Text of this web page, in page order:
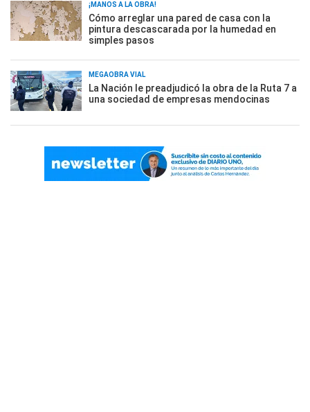
¡MANOS A LA OBRA!
Cómo arreglar una pared de casa con la
pintura descascarada por la humedad en
simples pasos
MEGAOBRA VIAL
La Nación le preadjudicó la obra de la Ruta 7 a
una sociedad de empresas mendocinas